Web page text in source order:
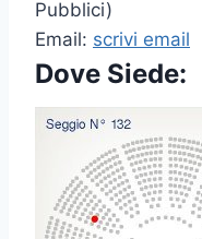
Pubblici)
Email: scrivi email
Dove Siede: